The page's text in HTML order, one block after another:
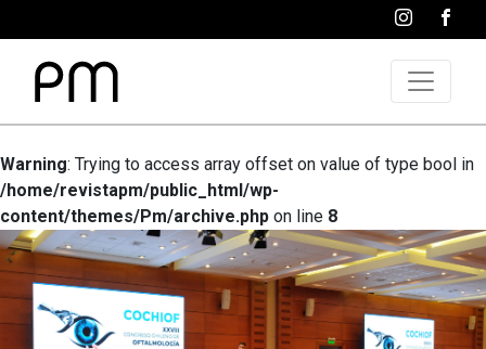
Warning: Trying to access array offset on value of type bool in
/home/revistapm/public_html/wp-
content/themes/Pm/archive.php on line 8